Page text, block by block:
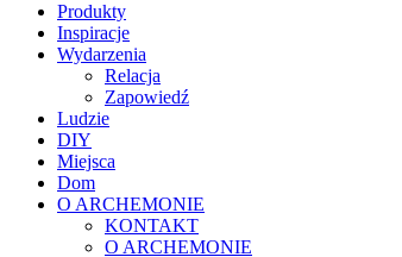
Produkty
Inspiracje
Wydarzenia
Relacja
Zapowiedź
Ludzie
DIY
Miejsca
Dom
O ARCHEMONIE
KONTAKT
O ARCHEMONIE